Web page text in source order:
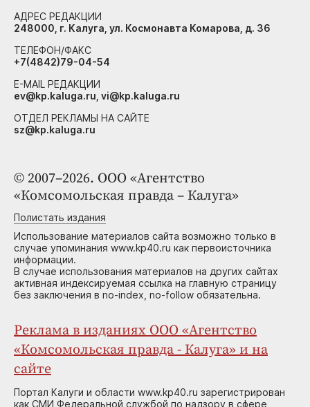
© 2007–2026. ООО «Агентство
«Комсомольская правда – Калуга»
Полистать издания
Использование материалов сайта возможно только в
случае упоминания www.kp40.ru как первоисточника
информации.
В случае использования материалов на других сайтах
активная индексируемая ссылка на главную страницу
без заключения в no-index, no-follow обязательна.
Реклама в изданиях ООО «Агентство
«Комсомольская правда - Калуга» и на
сайте
Портал Калуги и области www.kp40.ru зарегистрирован
как СМИ Федеральной службой по надзору в сфере
АДРЕС РЕДАКЦИИ
248000, г. Калуга, ул. Космонавта Комарова, д. 36
ТЕЛЕФОН/ФАКС
+7(4842)79-04-54
E-MAIL РЕДАКЦИИ
ev@kp.kaluga.ru, vi@kp.kaluga.ru
ОТДЕЛ РЕКЛАМЫ НА САЙТЕ
sz@kp.kaluga.ru